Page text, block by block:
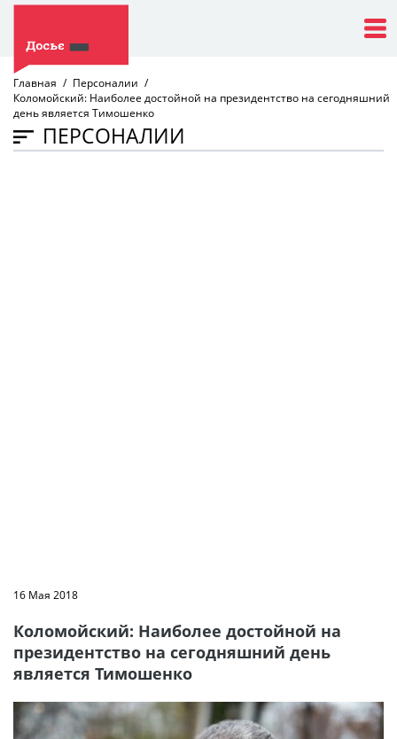
Главная
Персоналии
Коломойский: Наиболее достойной на президентство на сегодняшний
день является Тимошенко
ПЕРСОНАЛИИ
16 Мая 2018
Коломойский: Наиболее достойной на
президентство на сегодняшний день
является Тимошенко